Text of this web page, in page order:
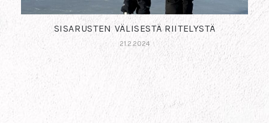
SISARUSTEN VÄLISESTÄ RIITELYSTÄ
21.2.2024